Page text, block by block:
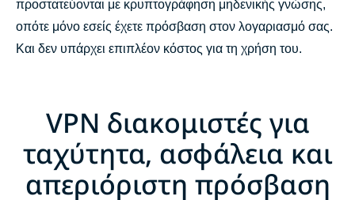
προστατεύονται με κρυπτογράφηση μηδενικής γνώσης,
οπότε μόνο εσείς έχετε πρόσβαση στον λογαριασμό σας.
Και δεν υπάρχει επιπλέον κόστος για τη χρήση του.
VPN διακομιστές για
ταχύτητα, ασφάλεια και
απεριόριστη πρόσβαση